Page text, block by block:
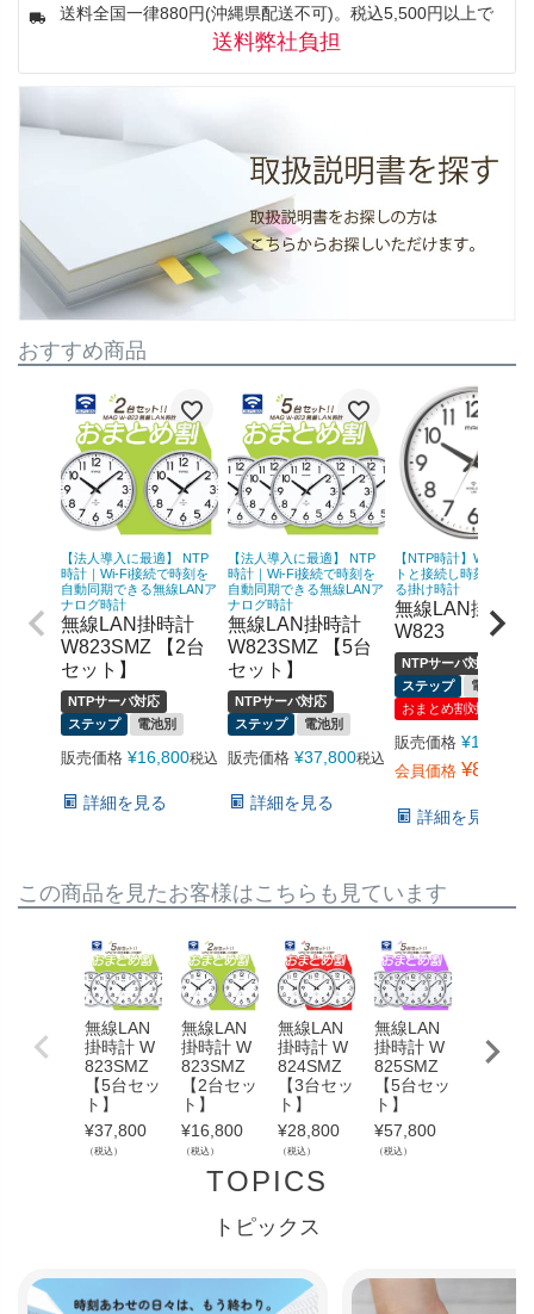
送料全国一律880円(沖縄県配送不可)。税込5,500円以上で
送料弊社負担
おすすめ商品
【法人導入に最適】 NTP
時計｜Wi-Fi接続で時刻を
自動同期できる無線LANア
ナログ時計
無線LAN掛時計
W823SMZ 【2台
セット】
NTPサーバ対応
ステップ
電池別
販売価格 ¥16,800税込
詳細を見る
【法人導入に最適】 NTP
時計｜Wi-Fi接続で時刻を
自動同期できる無線LANア
ナログ時計
無線LAN掛時計
W823SMZ 【5台
セット】
NTPサーバ対応
ステップ
電池別
販売価格 ¥37,800税込
詳細を見る
【NTP時計】Wi-Fiでネ
トと接続し時刻を同期
る掛け時計
無線LAN掛時計
W823
NTPサーバ対応
ステップ
電池別
おまとめ割対象
販売価格 ¥12,540
会員価格 ¥8,778
詳細を見る
この商品を見たお客様はこちらも見ています
無線LAN
掛時計 W
823SMZ
【5台セッ
ト】
¥37,800
（税込）
無線LAN
掛時計 W
823SMZ
【2台セッ
ト】
¥16,800
（税込）
無線LAN
掛時計 W
824SMZ
【3台セッ
ト】
¥28,800
（税込）
無線LAN
掛時計 W
825SMZ
【5台セッ
ト】
¥57,800
（税込）
掛時計
824SMZ
TOPICS
トピックス